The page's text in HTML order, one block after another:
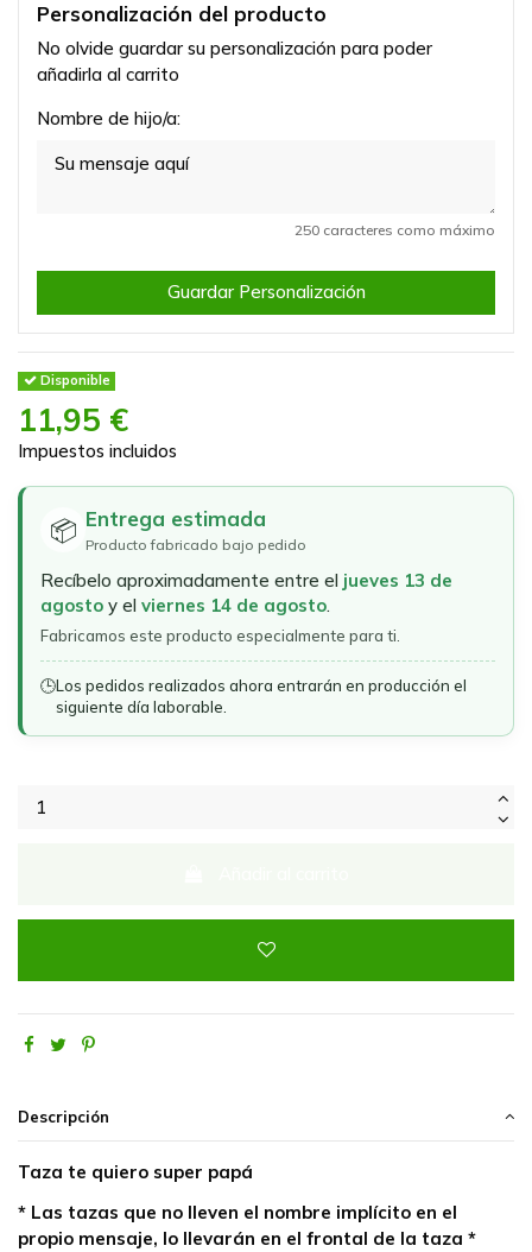
Personalización del producto
No olvide guardar su personalización para poder
añadirla al carrito
Nombre de hijo/a:
250 caracteres como máximo
Guardar Personalización
Disponible
11,95 €
Impuestos incluidos
📦 Entrega estimada
Producto fabricado bajo pedido
Recíbelo aproximadamente entre el jueves 13 de
agosto y el viernes 14 de agosto.
Fabricamos este producto especialmente para ti.
🕒Los pedidos realizados ahora entrarán en producción el
siguiente día laborable.
Descripción
Taza te quiero super papá
* Las tazas que no lleven el nombre implícito en el
propio mensaje, lo llevarán en el frontal de la taza *